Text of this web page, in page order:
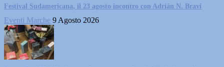
Festival Sudamericana, il 23 agosto incontro con Adrián N. Bravi
Eventi Marche 9 Agosto 2026